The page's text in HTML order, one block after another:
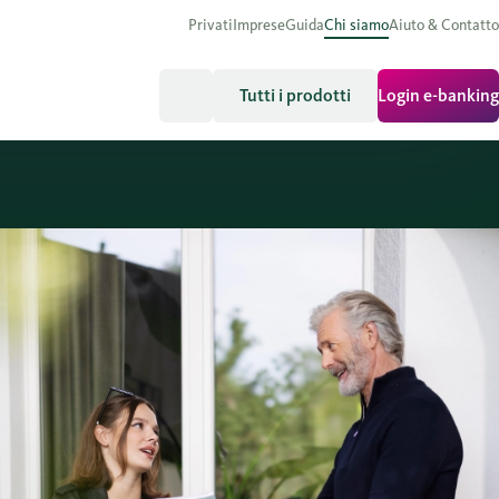
PrivatiImpreseGuidaChi siamoAiuto & Contatto
Tutti i prodotti Login e-banking